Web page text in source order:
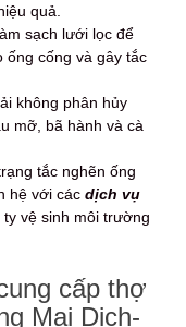
quả.
sạch lưới lọc để
ống cống và gây tắc
không phân hủy
mỡ, bã hành và cà
tắc nghẽn ống
hệ với các dịch vụ
ty vệ sinh môi trường
cấp thợ
Mai Dịch-